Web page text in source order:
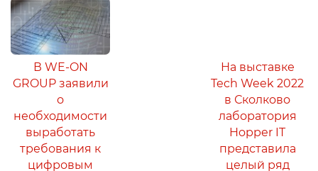
В WE-ON
GROUP заявили
о
необходимости
выработать
требования к
цифровым
На выставке
Tech Week 2022
в Сколково
лаборатория
Hopper IT
представила
целый ряд